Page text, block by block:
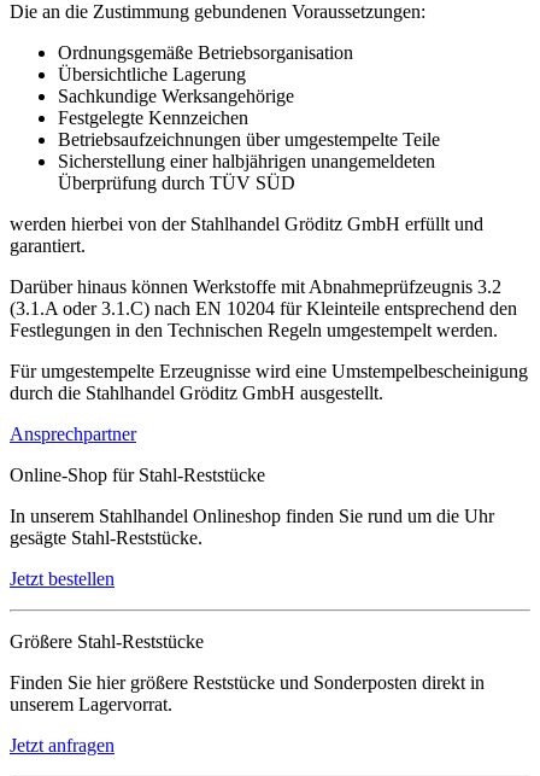
Die an die Zustimmung gebundenen Voraussetzungen:
Ordnungsgemäße Betriebsorganisation
Übersichtliche Lagerung
Sachkundige Werksangehörige
Festgelegte Kennzeichen
Betriebsaufzeichnungen über umgestempelte Teile
Sicherstellung einer halbjährigen unangemeldeten
Überprüfung durch TÜV SÜD
werden hierbei von der Stahlhandel Gröditz GmbH erfüllt und
garantiert.
Darüber hinaus können Werkstoffe mit Abnahmeprüfzeugnis 3.2
(3.1.A oder 3.1.C) nach EN 10204 für Kleinteile entsprechend den
Festlegungen in den Technischen Regeln umgestempelt werden.
Für umgestempelte Erzeugnisse wird eine Umstempelbescheinigung
durch die Stahlhandel Gröditz GmbH ausgestellt.
Ansprechpartner
Online-Shop für Stahl-Reststücke
In unserem Stahlhandel Onlineshop finden Sie rund um die Uhr
gesägte Stahl-Reststücke.
Jetzt bestellen
Größere Stahl-Reststücke
Finden Sie hier größere Reststücke und Sonderposten direkt in
unserem Lagervorrat.
Jetzt anfragen